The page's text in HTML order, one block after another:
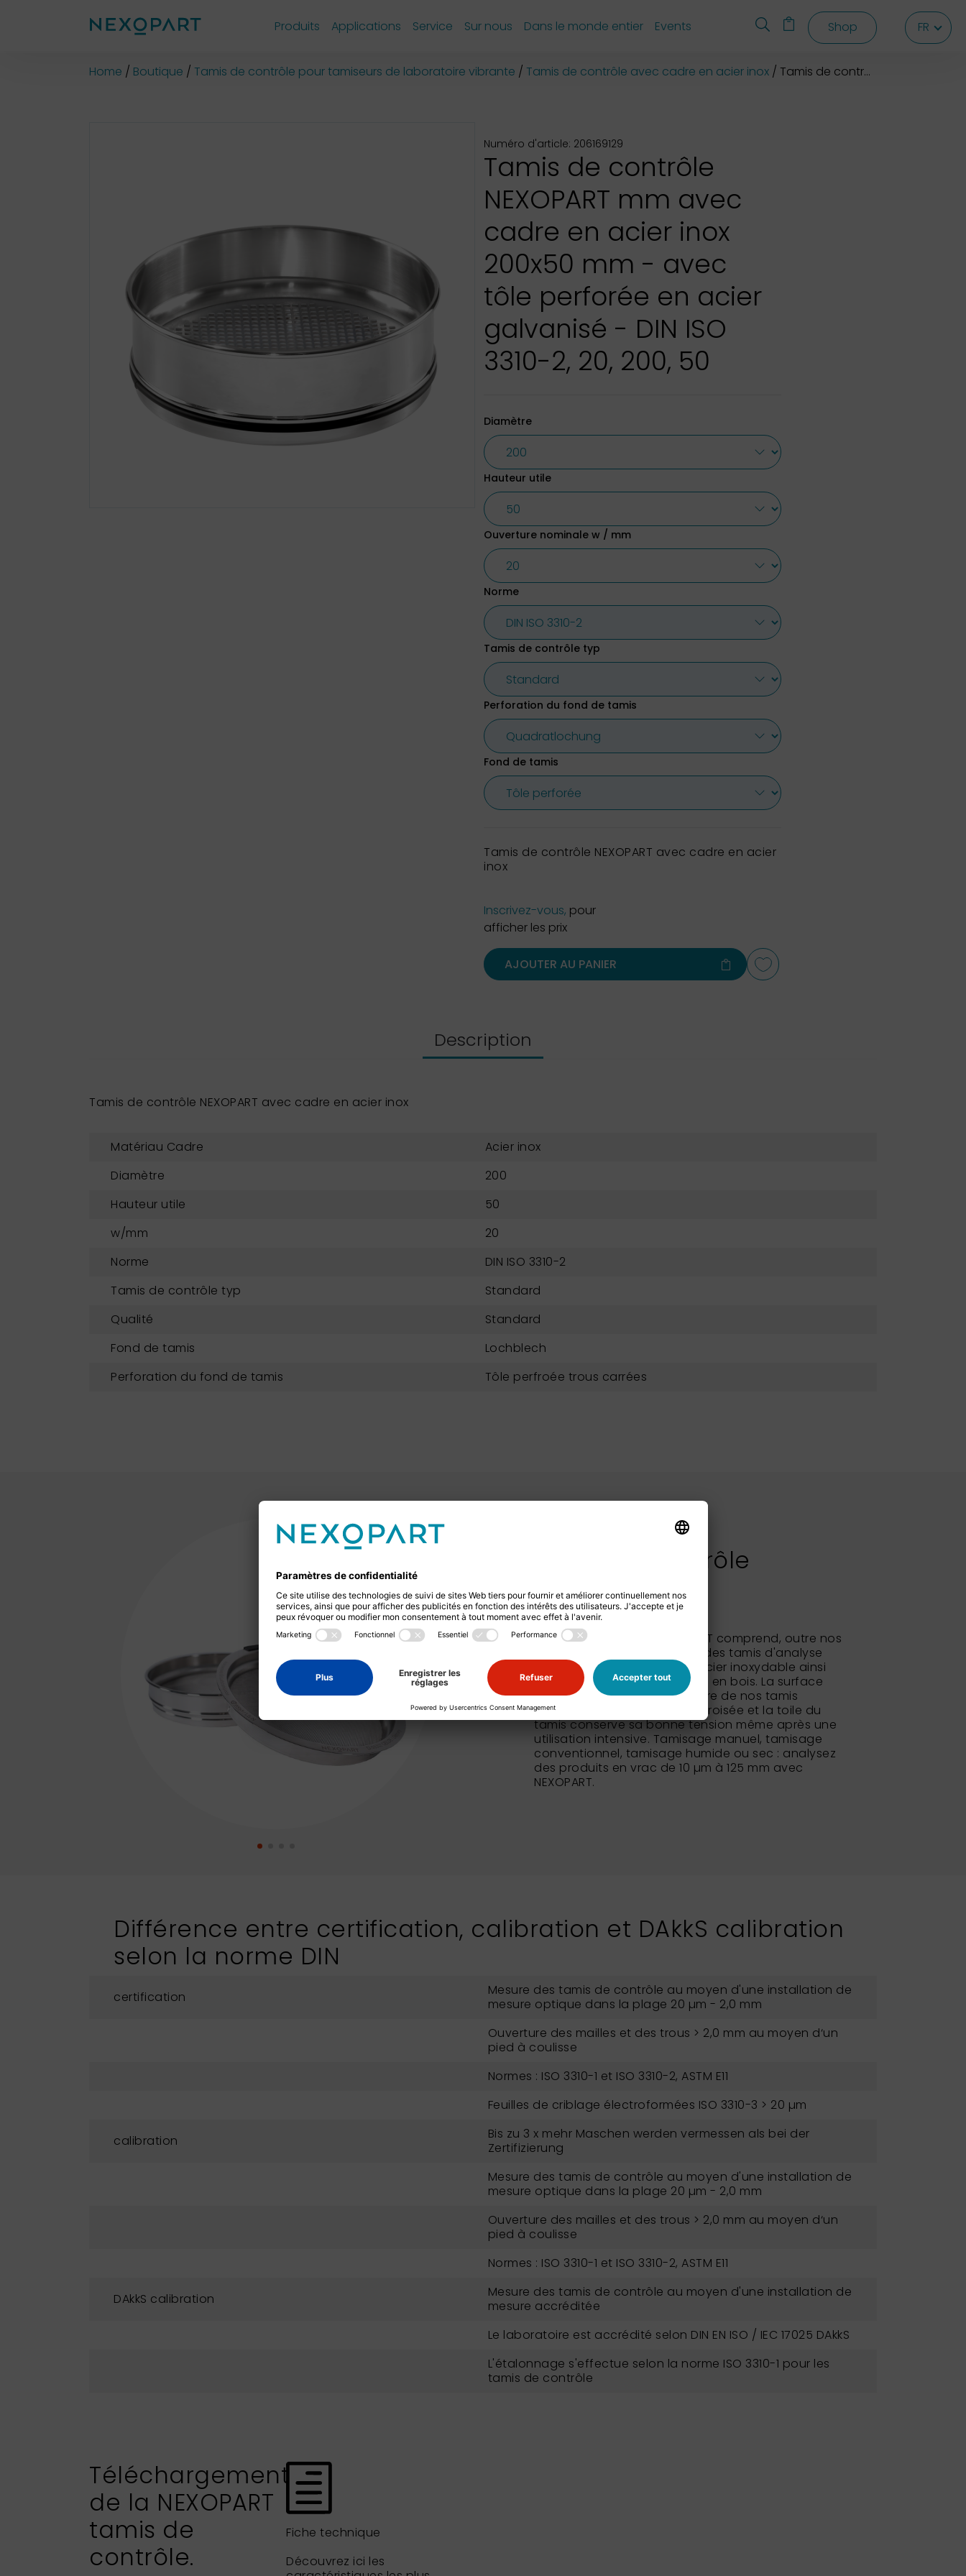
FR FR
Produits Applications Service Sur nous Dans le monde entier Events Shop FR
Home Boutique Tamis de contrôle pour tamiseurs de laboratoire vibrante Tamis de contrôle avec cadre en acier inox Tamis de contrôle NEXOPART mm avec cadre en acier inox 200x50 mm - avec tôle perforée en acier galvanisé
Numéro d'article: 206169129
Tamis de contrôle
NEXOPART mm avec
cadre en acier inox
200x50 mm - avec
tôle perforée en acier
galvanisé - DIN ISO
3310-2, 20, 200, 50
Diamètre
Hauteur utile
Ouverture nominale w / mm
Norme
Tamis de contrôle typ
Perforation du fond de tamis
Fond de tamis
Tamis de contrôle NEXOPART avec cadre en acier
inox
Inscrivez-vous, pour
afficher les prix
AJOUTER AU PANIER
Description
Tamis de contrôle NEXOPART avec cadre en acier inox
Matériau Cadre
Acier inox
Diamètre
200
Hauteur utile
50
w/mm
20
Norme
DIN ISO 3310-2
Tamis de contrôle typ
Standard
Qualité
Standard
Fond de tamis
Lochblech
Perforation du fond de tamis
Tôle perfroée trous carrées
Tamis de contrôle
NEXOPART
La gamme de tamis NEXOPART comprend, outre nos
tamis de contrôle standard, des tamis d'analyse
pour céréales ou tabac en acier inoxydable ainsi
que des tamis à bords carrés en bois. La surface
particulièrement lisse du cadre de nos tamis
empêche la contamination croisée et la toile du
tamis conserve sa bonne tension même après une
utilisation intensive. Tamisage manuel, tamisage
conventionnel, tamisage humide ou sec : analysez
des produits en vrac de 10 µm à 125 mm avec
NEXOPART.
Différence entre certification, calibration et DAkkS calibration
selon la norme DIN
certification
Mesure des tamis de contrôle au moyen d'une installation de
mesure optique dans la plage 20 µm - 2,0 mm
Ouverture des mailles et des trous > 2,0 mm au moyen d‘un
pied à coulisse
Normes : ISO 3310-1 et ISO 3310-2, ASTM E11
Feuilles de criblage électroformées ISO 3310-3 > 20 µm
calibration
Bis zu 3 x mehr Maschen werden vermessen als bei der
Zertifizierung
Mesure des tamis de contrôle au moyen d'une installation de
mesure optique dans la plage 20 µm - 2,0 mm
Ouverture des mailles et des trous > 2,0 mm au moyen d‘un
pied à coulisse
Normes : ISO 3310-1 et ISO 3310-2, ASTM E11
DAkkS calibration
Mesure des tamis de contrôle au moyen d'une installation de
mesure accréditée
Le laboratoire est accrédité selon DIN EN ISO / IEC 17025 DAkkS
L'étalonnage s'effectue selon la norme ISO 3310-1 pour les
tamis de contrôle
Téléchargement
de la NEXOPART
tamis de
contrôle.
Fiche technique
Découvrez ici les